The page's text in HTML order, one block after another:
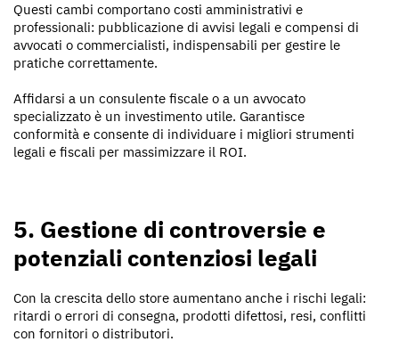
Questi cambi comportano costi amministrativi e
professionali: pubblicazione di avvisi legali e compensi di
avvocati o commercialisti, indispensabili per gestire le
pratiche correttamente.
Affidarsi a un consulente fiscale o a un avvocato
specializzato è un investimento utile. Garantisce
conformità e consente di individuare i migliori strumenti
legali e fiscali per massimizzare il ROI.
5. Gestione di controversie e
potenziali contenziosi legali
Con la crescita dello store aumentano anche i rischi legali:
ritardi o errori di consegna, prodotti difettosi, resi, conflitti
con fornitori o distributori.